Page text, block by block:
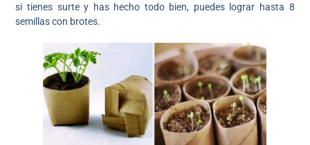
si tienes surte y has hecho todo bien, puedes lograr hasta 8
semillas con brotes.